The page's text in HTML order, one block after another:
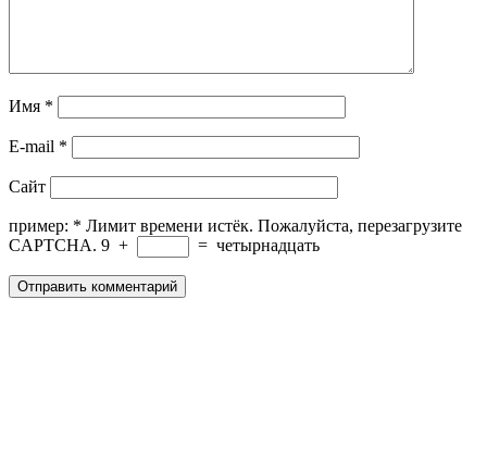
Имя *
E-mail *
Сайт
пример: * Лимит времени истёк. Пожалуйста, перезагрузите
CAPTCHA. 9 + = четырнадцать